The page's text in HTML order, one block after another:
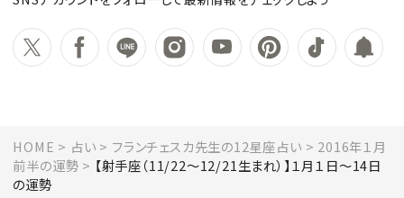
HOME 占い フランチェスカ先生の12星座占い
2016年１月
前半の運勢
【射手座（11/22～12/21生まれ）】１月１日～14日
の運勢